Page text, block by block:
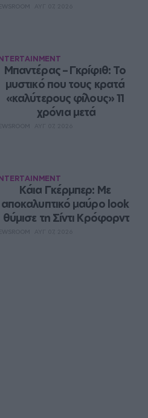
Μπαντέρας – Γκρίφιθ: Το
μυστικό που τους κρατά
«καλύτερους φίλους» 11
χρόνια μετά
Κάια Γκέρμπερ: Με
αποκαλυπτικό μαύρο look
θύμισε τη Σίντι Κρόφορντ